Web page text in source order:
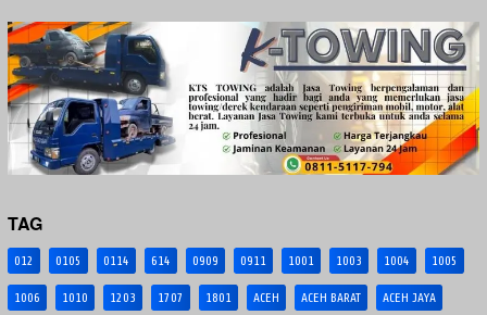
TAG
012 0105 0114 614 0909 0911 1001 1003 1004 1005
1006 1010 1203 1707 1801 ACEH ACEH BARAT ACEH JAYA